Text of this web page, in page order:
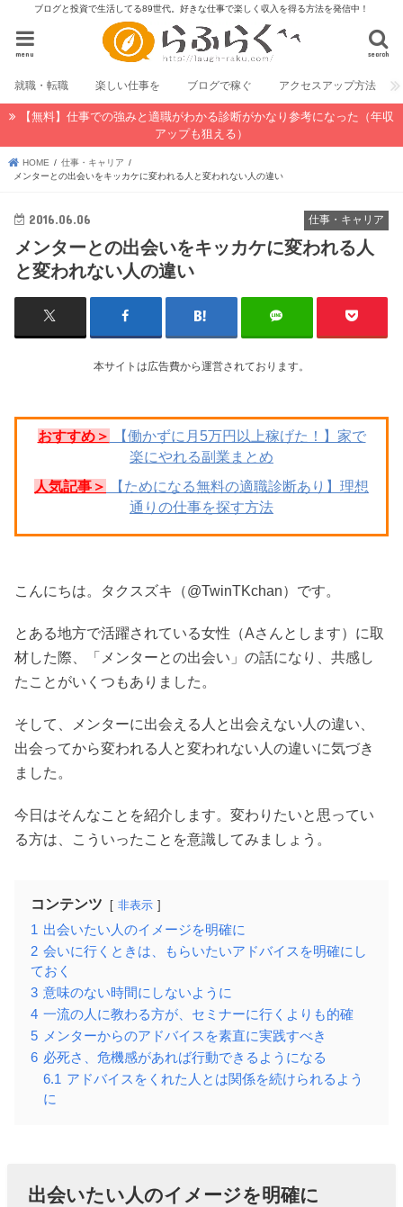
ブログと投資で生活してる89世代。好きな仕事で楽しく収入を得る方法を発信中！
search
menu
就職・転職 楽しい仕事を ブログで稼ぐ アクセスアップ方法
【無料】仕事での強みと適職がわかる診断がかなり参考になった（年収
アップも狙える）
HOME
仕事・キャリア
メンターとの出会いをキッカケに変われる人と変われない人の違い
仕事・キャリア
2016.06.06
メンターとの出会いをキッカケに変われる人
と変われない人の違い
本サイトは広告費から運営されております。
おすすめ＞
【働かずに月5万円以上稼げた！】家で
楽にやれる副業まとめ
人気記事＞
【ためになる無料の適職診断あり】理想
通りの仕事を探す方法
こんにちは。タクスズキ（@TwinTKchan）です。
とある地方で活躍されている女性（Aさんとします）に取
材した際、「メンターとの出会い」の話になり、共感し
たことがいくつもありました。
そして、メンターに出会える人と出会えない人の違い、
出会ってから変われる人と変われない人の違いに気づき
ました。
今日はそんなことを紹介します。変わりたいと思ってい
る方は、こういったことを意識してみましょう。
コンテンツ 非表示
1 出会いたい人のイメージを明確に
2 会いに行くときは、もらいたいアドバイスを明確にし
ておく
3 意味のない時間にしないように
4 一流の人に教わる方が、セミナーに行くよりも的確
5 メンターからのアドバイスを素直に実践すべき
6 必死さ、危機感があれば行動できるようになる
6.1 アドバイスをくれた人とは関係を続けられるよう
に
出会いたい人のイメージを明確に